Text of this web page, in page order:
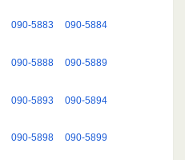
090-5883 090-5884
090-5888 090-5889
090-5893 090-5894
090-5898 090-5899